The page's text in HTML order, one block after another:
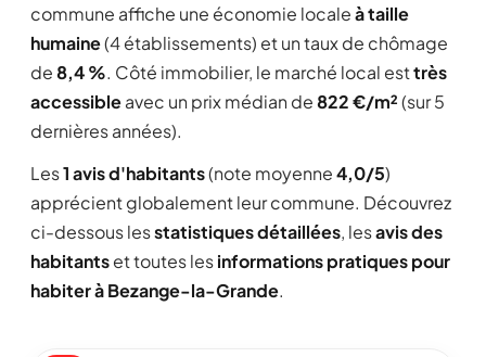
commune affiche une économie localeà taille
humaine(4 établissements) et un taux de chômage
de8,4 %. Côté immobilier, le marché local esttrès
accessibleavec un prix médian de822 €/m²(sur 5
dernières années).
Les1 avis d'habitants(note moyenne4,0/5)
apprécient globalement leur commune. Découvrez
ci-dessous lesstatistiques détaillées, lesavis des
habitantset toutes lesinformations pratiques pour
habiter à Bezange-la-Grande.